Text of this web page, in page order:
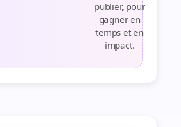
publier, pour
gagner en
temps et en
impact.